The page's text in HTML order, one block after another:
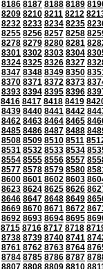
8186 8187 8188 8189
8209 8210 8211 8212
8232 8233 8234 8235
8255 8256 8257 8258
8278 8279 8280 8281
8301 8302 8303 8304
8324 8325 8326 8327
8347 8348 8349 8350
8370 8371 8372 8373
8393 8394 8395 8396
8416 8417 8418 8419
8439 8440 8441 8442
8462 8463 8464 8465
8485 8486 8487 8488
8508 8509 8510 8511
8531 8532 8533 8534
8554 8555 8556 8557
8577 8578 8579 8580
8600 8601 8602 8603
8623 8624 8625 8626
8646 8647 8648 8649
8669 8670 8671 8672
8692 8693 8694 8695
8715 8716 8717 8718
8738 8739 8740 8741
8761 8762 8763 8764
8784 8785 8786 8787
8807 8808 8809 8810